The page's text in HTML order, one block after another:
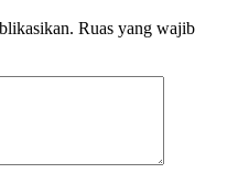
Ruas yang wajib